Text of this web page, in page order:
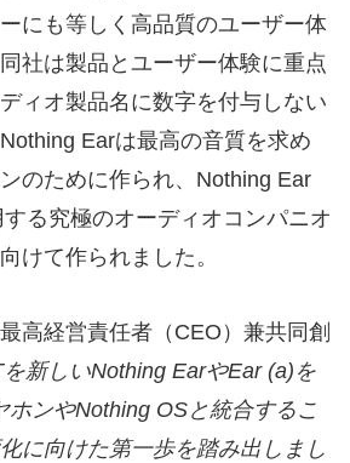
にも等しく高品質のユーザー体
社は製品とユーザー体験に重点
ィオ製品名に数字を付与しない
Earは最高の音質を求め
のために作られ、Nothing Ear
る究極のオーディオコンパニオ
けて作られました。
高経営責任者（CEO）兼共同創
を新しいNothing EarやEar (a) を
ホンやNothing OSと統合するこ
に向けた第一歩を踏み出しまし